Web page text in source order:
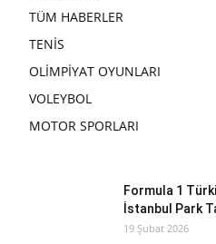
TÜM HABERLER
TENİS
OLİMPİYAT OYUNLARI
VOLEYBOL
MOTOR SPORLARI
Formula 1
İstanbul Park
19 Şubat 2026